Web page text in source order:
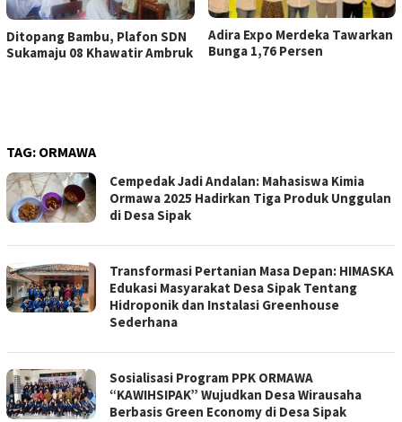
Ditopang Bambu, Plafon SDN
Sukamaju 08 Khawatir Ambruk
Adira Expo Merdeka Tawarkan
Bunga 1,76 Persen
TAG: ORMAWA
Cempedak Jadi Andalan: Mahasiswa Kimia
Ormawa 2025 Hadirkan Tiga Produk Unggulan
di Desa Sipak
Transformasi Pertanian Masa Depan: HIMASKA
Edukasi Masyarakat Desa Sipak Tentang
Hidroponik dan Instalasi Greenhouse
Sederhana
Sosialisasi Program PPK ORMAWA
“KAWIHSIPAK” Wujudkan Desa Wirausaha
Berbasis Green Economy di Desa Sipak